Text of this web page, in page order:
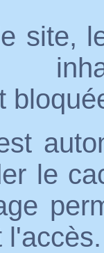
site,
le
l'accès.